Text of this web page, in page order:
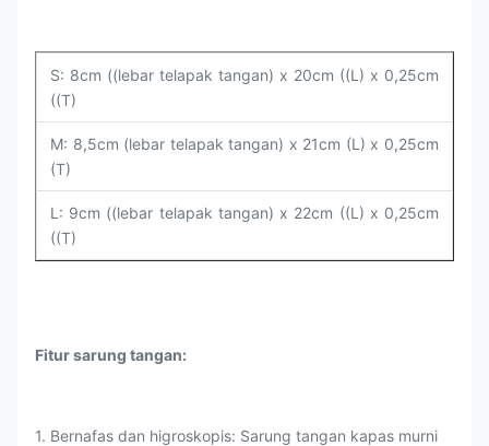
S: 8cm ((lebar telapak tangan) x 20cm ((L) x 0,25cm
((T)
M: 8,5cm (lebar telapak tangan) x 21cm (L) x 0,25cm
(T)
L: 9cm ((lebar telapak tangan) x 22cm ((L) x 0,25cm
((T)
Fitur sarung tangan:
1. Bernafas dan higroskopis: Sarung tangan kapas murni